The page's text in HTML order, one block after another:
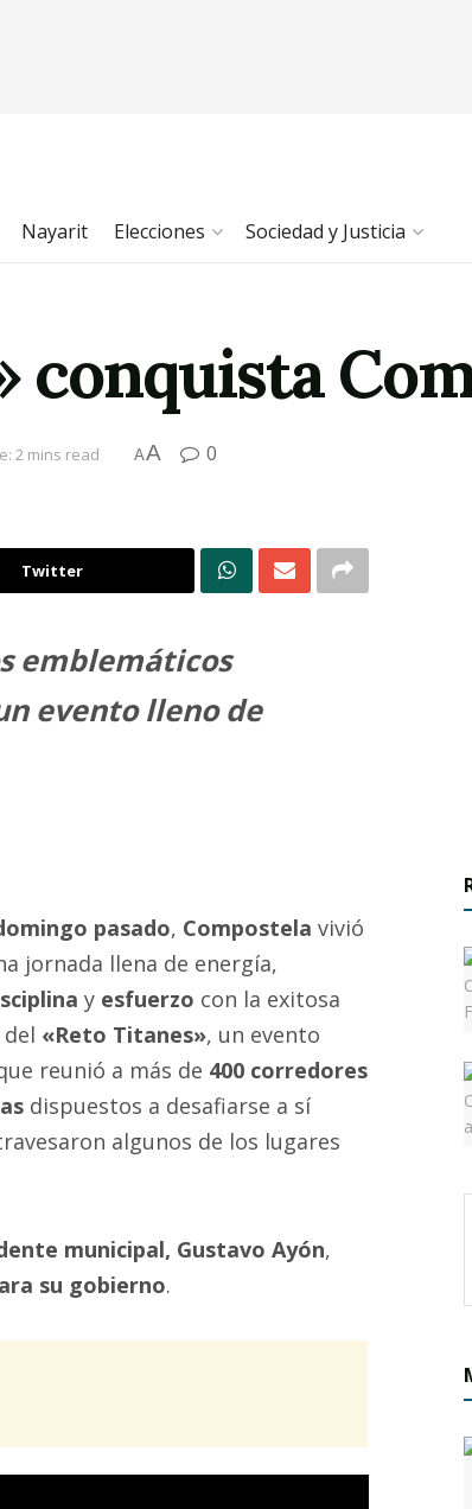
Nayarit Elecciones Sociedad y Justicia
conquista
2 mins read AA 0
Twitter
emblemáticos
evento lleno de
pasado, Compostela vivió
jornada llena de energía,
y esfuerzo con la exitosa
«Reto Titanes», un evento
reunió a más de 400 corredores
dispuestos a desafiarse a sí
algunos de los lugares
municipal, Gustavo Ayón,
su gobierno.